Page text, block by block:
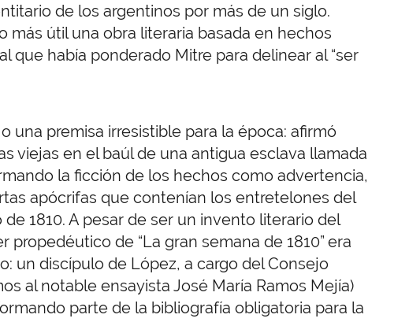
de los argentinos por más de un siglo.
más útil una obra literaria basada en hechos
que había ponderado Mitre para delinear al “ser
una premisa irresistible para la época: afirmó
viejas en el baúl de una antigua esclava llamada
la ficción de los hechos como advertencia,
apócrifas que contenían los entretelones del
1810. A pesar de ser un invento literario del
de “La gran semana de 1810” era
un discípulo de López, a cargo del Consejo
al notable ensayista José María Ramos Mejía)
parte de la bibliografía obligatoria para la